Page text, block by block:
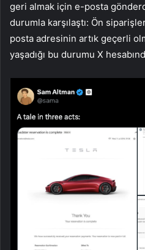
geri almak için e-posta
durumla karşılaştı: Ön
posta adresinin artık geçerli
yaşadığı bu durumu X